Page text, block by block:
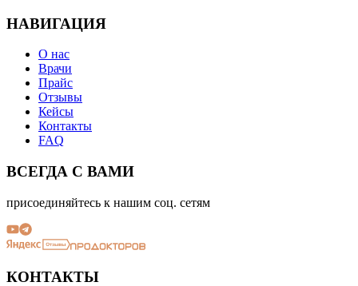
НАВИГАЦИЯ
О нас
Врачи
Прайс
Отзывы
Кейсы
Контакты
FAQ
ВСЕГДА С ВАМИ
присоединяйтесь к нашим соц. сетям
КОНТАКТЫ